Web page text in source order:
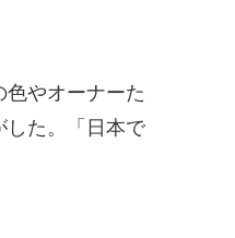
やオーナーた
した。「日本で